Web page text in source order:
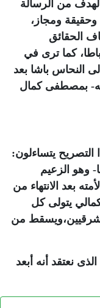
من الرسالة
وحقيقة ومجاز،
الحقائق
كما ترى في
إلى النحاس باشا بعد
بمصطفى كمال
التصريح يتساءلون:
وهو الزعيم
بعد الانتهاء من
يتولى كل
من
نعتقد أنه أبعد